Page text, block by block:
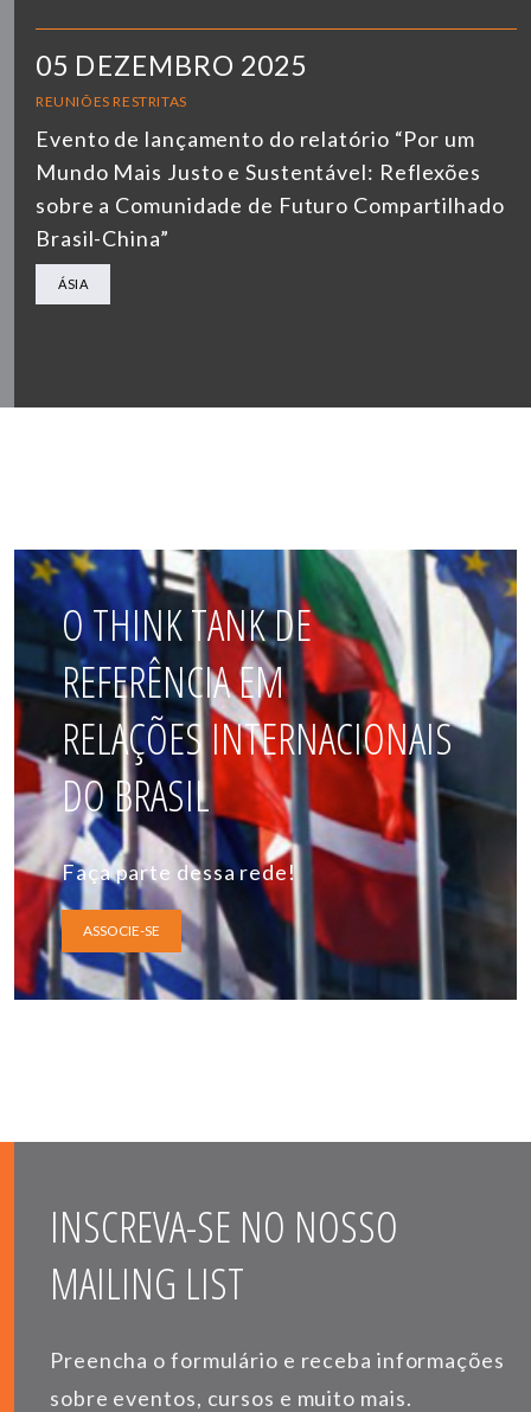
05 DEZEMBRO 2025
REUNIÕES RESTRITAS
Evento de lançamento do relatório “Por um
Mundo Mais Justo e Sustentável: Reflexões
sobre a Comunidade de Futuro Compartilhado
Brasil-China”
ÁSIA
O THINK TANK DE
REFERÊNCIA EM
RELAÇÕES INTERNACIONAIS
DO BRASIL
Faça parte dessa rede!
ASSOCIE-SE
INSCREVA-SE NO NOSSO
MAILING LIST
Preencha o formulário e receba informações
sobre eventos, cursos e muito mais.